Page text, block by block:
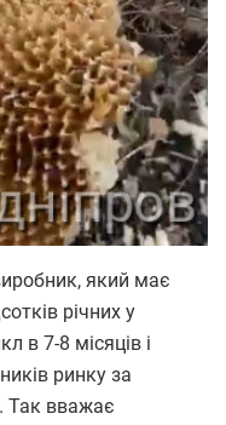
який має
річних у
в 7-8 місяців і
ринку за
Так вважає